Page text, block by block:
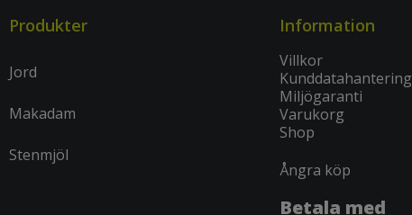
Produkter
Jord
Makadam
Stenmjöl
Information
Villkor
Kunddatahantering
Miljögaranti
Varukorg
Shop
Ångra köp
Betala med